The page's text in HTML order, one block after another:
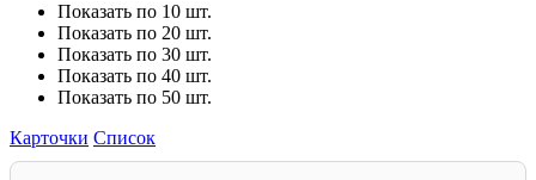
Показать по 10 шт.
Показать по 20 шт.
Показать по 30 шт.
Показать по 40 шт.
Показать по 50 шт.
Карточки Список